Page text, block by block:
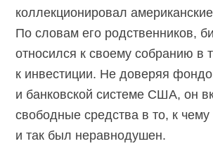
коллекционировал
По словам его родственников,
относился к своему собранию в
к инвестиции. Не доверяя
и банковской системе США, он
свободные средства в то, к
и так был неравнодушен.